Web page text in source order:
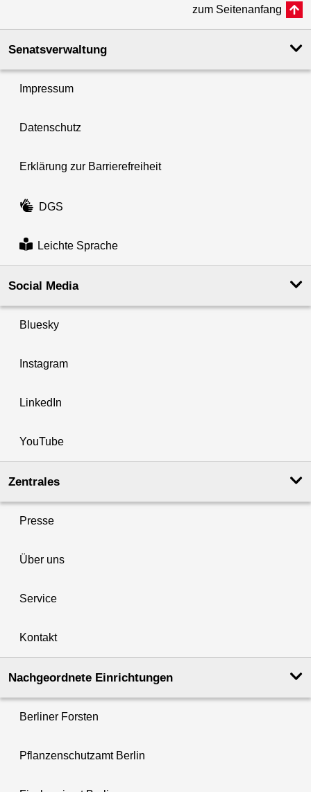
zum Seitenanfang
Senatsverwaltung
Impressum
Datenschutz
Erklärung zur Barrierefreiheit
DGS
Leichte Sprache
Social Media
Bluesky
Instagram
LinkedIn
YouTube
Zentrales
Presse
Über uns
Service
Kontakt
Nachgeordnete Einrichtungen
Berliner Forsten
Pflanzenschutzamt Berlin